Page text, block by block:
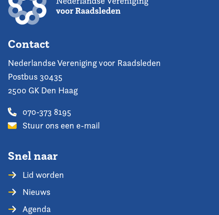
Contact
Nederlandse Vereniging voor Raadsleden
Postbus 30435
2500 GK Den Haag
070-373 8195
Stuur ons een e-mail
Snel naar
Lid worden
Nieuws
Agenda